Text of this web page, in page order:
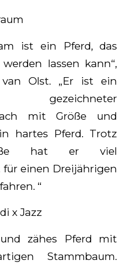
ist ein Pferd, das
lassen kann“,
Olst. „Er ist ein
gezeichneter
mit Größe und
hartes Pferd. Trotz
hat er viel
einen Dreijährigen
“
x Jazz
zähes Pferd mit
Stammbaum.